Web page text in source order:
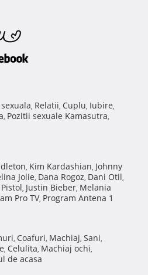
, Relatii, Cuplu, Iubire,
, Pozitii sexuale Kamasutra,
, Kim Kardashian, Johnny
Jolie, Dana Rogoz, Dani Otil,
, Justin Bieber, Melania
Pro TV, Program Antena 1
, Coafuri, Machiaj, Sani,
, Celulita, Machiaj ochi,
de acasa